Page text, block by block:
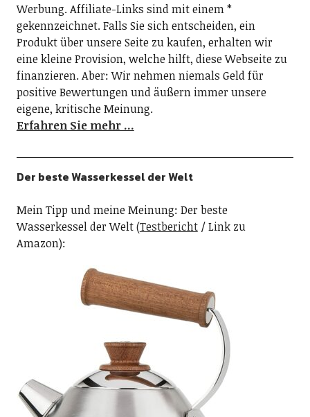
Werbung. Affiliate-Links sind mit einem *
gekennzeichnet. Falls Sie sich entscheiden, ein
Produkt über unsere Seite zu kaufen, erhalten wir
eine kleine Provision, welche hilft, diese Webseite zu
finanzieren. Aber: Wir nehmen niemals Geld für
positive Bewertungen und äußern immer unsere
eigene, kritische Meinung.
Erfahren Sie mehr …
Der beste Wasserkessel der Welt
Mein Tipp und meine Meinung: Der beste
Wasserkessel der Welt (Testbericht/ Link zu
Amazon):